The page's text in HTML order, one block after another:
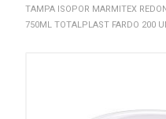
TAMPA ISOPOR MARMITEX
750ML TOTALPLAST FARDO 200